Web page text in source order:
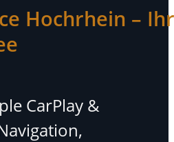
Hochrhein –
CarPlay &